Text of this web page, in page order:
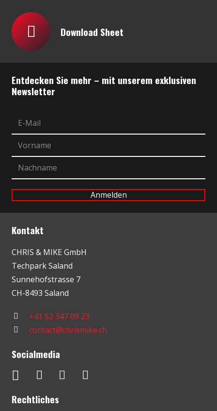
Download Sheet
Entdecken Sie mehr – mit unserem exklusiven
Newsletter
Kontakt
CHRIS & MIKE GmbH
Techpark Saland
Sunnehofstrasse 7
CH-8493 Saland
+41 52 347 09 23
contact@chrismike.ch
Socialmedia
Rechtliches